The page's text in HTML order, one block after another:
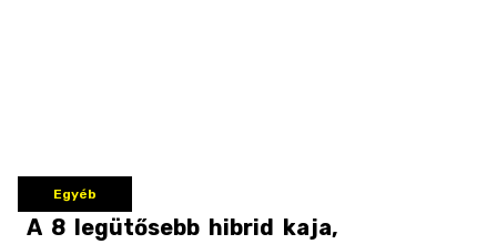
Egyéb
A 8 legütősebb hibrid kaja,